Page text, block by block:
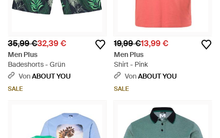
35,99 €32,39 €
Men Plus
Badeshorts - Grün
VonABOUT YOU
SALE
19,99 €13,99 €
Men Plus
Shirt - Pink
VonABOUT YOU
SALE